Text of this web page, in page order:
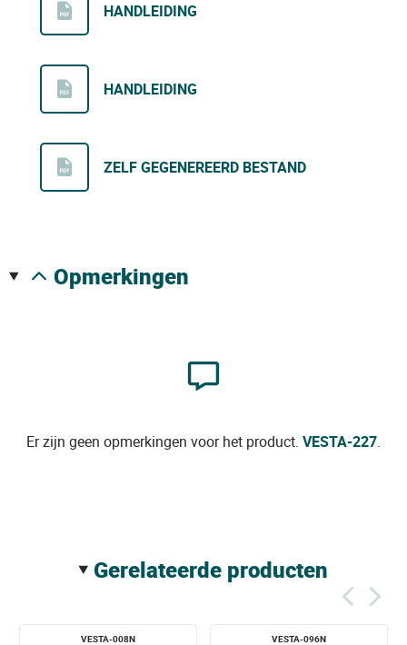
HANDLEIDING
HANDLEIDING
ZELF GEGENEREERD BESTAND
opmerkingen
Er zijn geen opmerkingen voor het product. VESTA-227.
gerelateerde producten
VESTA-008N VESTA-096N